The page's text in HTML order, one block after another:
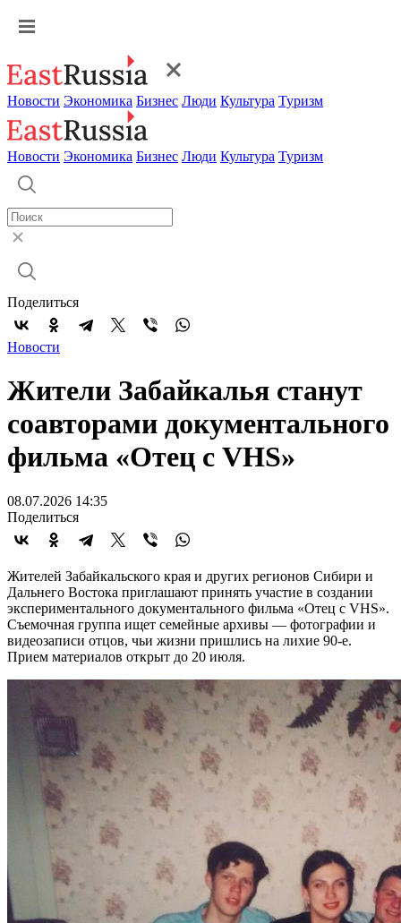
Новости Экономика Бизнес Люди Культура Туризм
Новости Экономика Бизнес Люди Культура Туризм
Поделиться
Новости
Жители Забайкалья станут
соавторами документального
фильма «Отец с VHS»
08.07.2026 14:35
Поделиться
Жителей Забайкальского края и других регионов Сибири и
Дальнего Востока приглашают принять участие в создании
экспериментального документального фильма «Отец с VHS».
Съемочная группа ищет семейные архивы — фотографии и
видеозаписи отцов, чьи жизни пришлись на лихие 90-е.
Прием материалов открыт до 20 июля.